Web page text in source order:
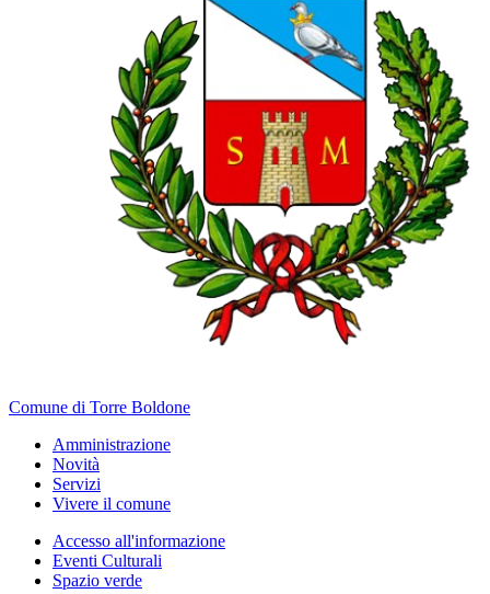
Comune di Torre Boldone
Amministrazione
Novità
Servizi
Vivere il comune
Accesso all'informazione
Eventi Culturali
Spazio verde